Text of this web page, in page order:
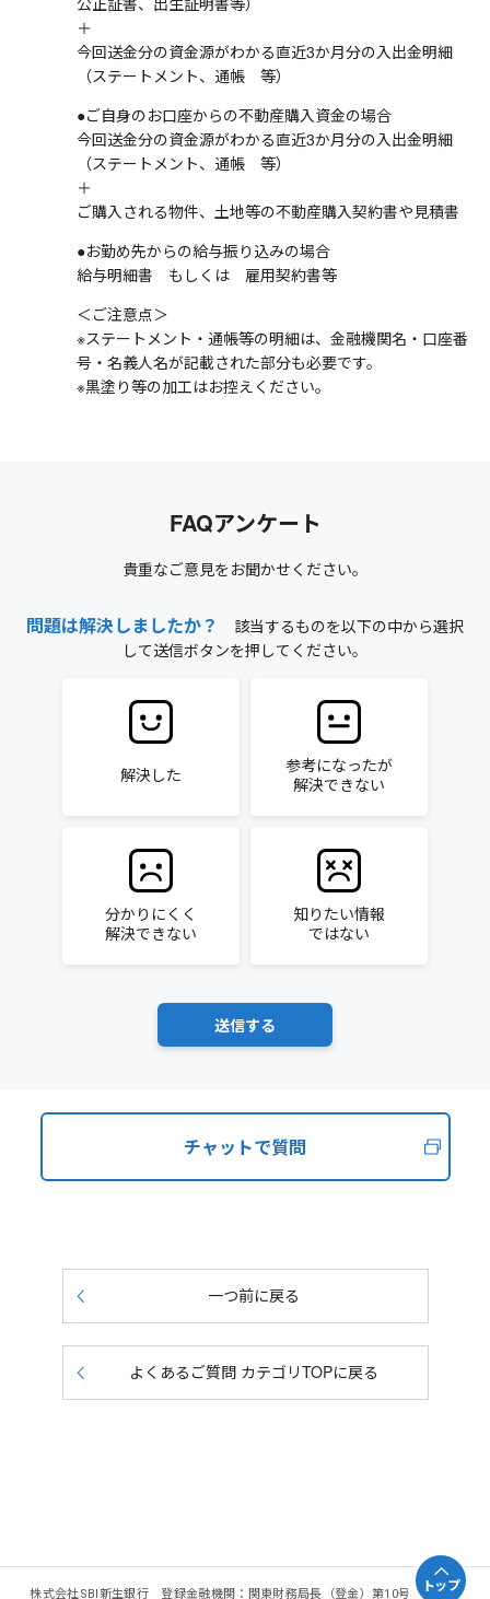
＋
今回送金分の資金源がわかる直近3か月分の入出金明細
（ステートメント、通帳 等）
●ご自身のお口座からの不動産購入資金の場合
今回送金分の資金源がわかる直近3か月分の入出金明細
（ステートメント、通帳 等）
＋
ご購入される物件、土地等の不動産購入契約書や見積書
●お勤め先からの給与振り込みの場合
給与明細書 もしくは 雇用契約書等
＜ご注意点＞
※ステートメント・通帳等の明細は、金融機関名・口座番
号・名義人名が記載された部分も必要です。
※黒塗り等の加工はお控えください。
FAQアンケート
貴重なご意見をお聞かせください。
問題は解決しましたか？
該当するものを以下の中から選択
して送信ボタンを押してください。
解決した
参考になったが
解決できない
分かりにくく
解決できない
知りたい情報
ではない
チャットで質問
一つ前に戻る
よくあるご質問 カテゴリTOPに戻る
株式会社SBI新生銀行 登録金融機関：関東財務局長（登金）第10号 加入協
トップ